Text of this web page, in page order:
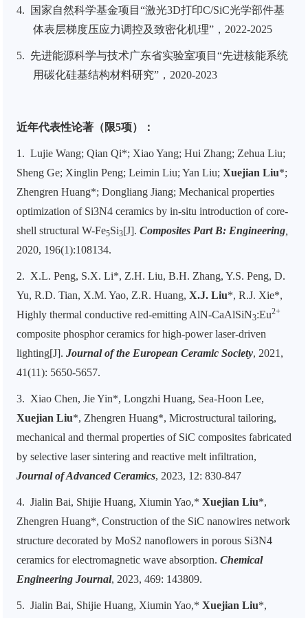
4. 国家自然科学基金项目“激光3D打印C/SiC光学部件基
体表层梯度压应力调控及致密化机理”， 2022-2025
5. 先进能源科学与技术广东省实验室项目“先进核能系统
用碳化硅基结构材料研究”， 2020-2023
近年代表性论著（限5项）：
1. Lujie Wang; Qian Qi*; Xiao Yang; Hui Zhang; Zehua Liu;
Sheng Ge; Xinglin Peng; Leimin Liu; Yan Liu; Xuejian Liu*;
Zhengren Huang*; Dongliang Jiang; Mechanical properties
optimization of Si3N4 ceramics by in-situ introduction of core-
shell structural W-Fe5Si3[J]. Composites Part B: Engineering
2020, 196(1):108134.
2. X.L. Peng, S.X. Li*, Z.H. Liu, B.H. Zhang, Y.S. Peng, D.
Yu, R.D. Tian, X.M. Yao, Z.R. Huang, X.J. Liu*, R.J. Xie*,
Highly thermal conductive red-emitting AlN-CaAlSiN3:Eu2+
composite phosphor ceramics for high-power laser-driven
lighting[J]. Journal of the European Ceramic Society, 2021,
41(11): 5650-5657.
3. Xiao Chen, Jie Yin*, Longzhi Huang, Sea-Hoon Lee,
Xuejian Liu*, Zhengren Huang*, Microstructural tailoring,
mechanical and thermal properties of SiC composites fabricated
by selective laser sintering and reactive melt infiltration,
Journal of Advanced Ceramics, 2023, 12: 830-847
4. Jialin Bai, Shijie Huang, Xiumin Yao,* Xuejian Liu*,
Zhengren Huang*, Construction of the SiC nanowires network
structure decorated by MoS2 nanoflowers in porous Si3N4
ceramics for electromagnetic wave absorption. Chemical
Engineering Journal, 2023, 469: 143809.
5. Jialin Bai, Shijie Huang, Xiumin Yao,* Xuejian Liu*,